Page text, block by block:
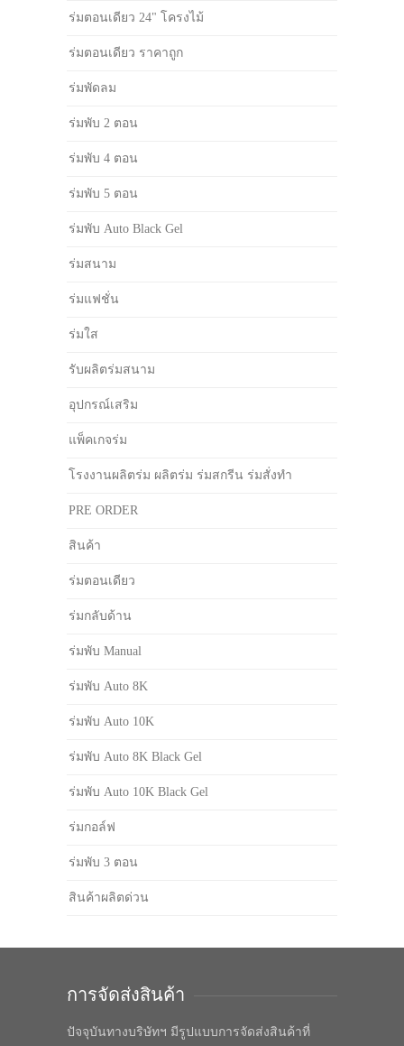
ร่มตอนเดียว 24" โครงไม้
ร่มตอนเดียว ราคาถูก
ร่มพัดลม
ร่มพับ 2 ตอน
ร่มพับ 4 ตอน
ร่มพับ 5 ตอน
ร่มพับ Auto Black Gel
ร่มสนาม
ร่มแฟชั่น
ร่มใส
รับผลิตร่มสนาม
อุปกรณ์เสริม
แพ็คเกจร่ม
โรงงานผลิตร่ม ผลิตร่ม ร่มสกรีน ร่มสั่งทำ
PRE ORDER
สินค้า
ร่มตอนเดียว
ร่มกลับด้าน
ร่มพับ Manual
ร่มพับ Auto 8K
ร่มพับ Auto 10K
ร่มพับ Auto 8K Black Gel
ร่มพับ Auto 10K Black Gel
ร่มกอล์ฟ
ร่มพับ 3 ตอน
สินค้าผลิตด่วน
การจัดส่งสินค้า
ปัจจุบันทางบริษัทฯ มีรูปแบบการจัดส่งสินค้าที่